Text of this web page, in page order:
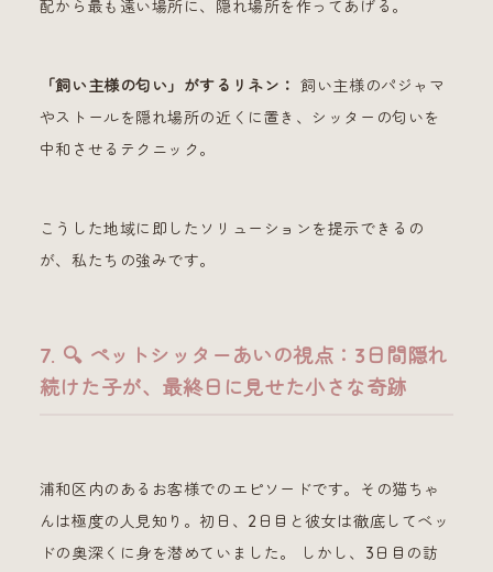
配から最も遠い場所に、隠れ場所を作ってあげる。
「飼い主様の匂い」がするリネン： 飼い主様のパジャマ
やストールを隠れ場所の近くに置き、シッターの匂いを
中和させるテクニック。
こうした地域に即したソリューションを提示できるの
が、私たちの強みです。
7. 🔍 ペットシッターあいの視点：3日間隠れ
続けた子が、最終日に見せた小さな奇跡
浦和区内のあるお客様でのエピソードです。その猫ちゃ
んは極度の人見知り。初日、2日目と彼女は徹底してベッ
ドの奥深くに身を潜めていました。 しかし、3日目の訪